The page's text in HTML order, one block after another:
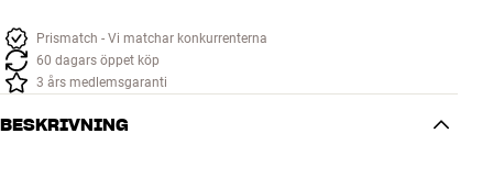
Prismatch - Vi matchar konkurrenterna
60 dagars öppet köp
3 års medlemsgaranti
BESKRIVNING